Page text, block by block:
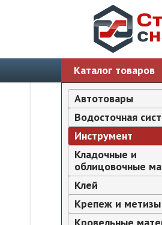
Каталог товаров
Автотовары
Водосточная
Инструмент
Кладочные и
облицовочные
Клей
Крепеж и метизы